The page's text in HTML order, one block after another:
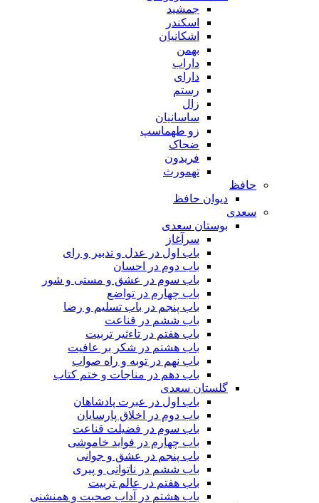
جمشید
اسکندر
اشکانیان
بهمن
داراب
دارای
رستم
زال
ساسانیان
زو طهماسپ‏
ضحاک
فریدون
تهمورث
حافظ
دیوان حافظ
سعدی
بوستان سعدی
سرآغاز
باب اول در عدل و تدبیر و رای
باب دوم در احسان
باب سوم در عشق و مستی و شور
باب چهارم در تواضع
باب پنجم در باب تسلیم و رضا
باب ششم در قناعت
باب هفتم در تاءثیر تربیت
باب هشتم در شکر بر عافیت
باب نهم در توبه و راه صواب
باب دهم در مناجات و ختم کتاب
گلستان سعدی
باب اول در عبرت پادشاهان
باب دوم در اخلاق پارسایان
باب سوم در فضیلت قناعت
باب چهارم در فواید خاموشى
باب پنجم در عشق و جوانى
باب ششم در ناتوانى و پیرى
باب هفتم در عالم تربیت
باب هشتم در آداب صحبت و همنشنى